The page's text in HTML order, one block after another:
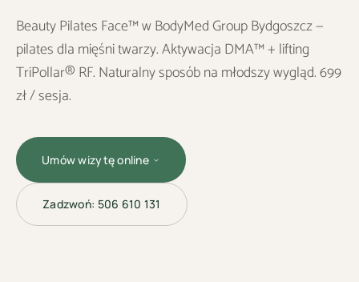
Beauty Pilates Face™ w BodyMed Group Bydgoszcz —
pilates dla mięśni twarzy. Aktywacja DMA™ + lifting
TriPollar® RF. Naturalny sposób na młodszy wygląd. 699
zł / sesja.
Umów wizytę online
Zadzwoń: 506 610 131